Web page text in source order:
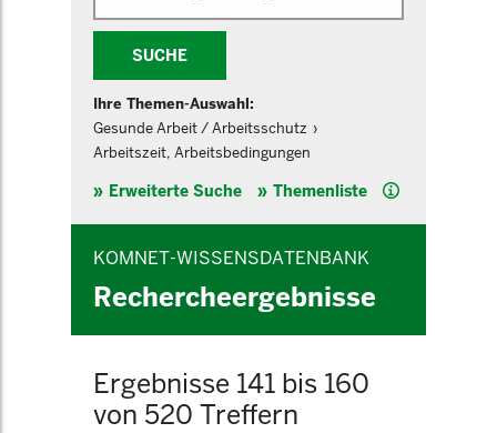
SUCHE
Ihre Themen-Auswahl:
Gesunde Arbeit / Arbeitsschutz
Arbeitszeit, Arbeitsbedingungen
Erweiterte Suche Themenliste Hilfe
KOMNET-WISSENSDATENBANK
Rechercheergebnisse
Ergebnisse 141 bis 160
von 520 Treffern